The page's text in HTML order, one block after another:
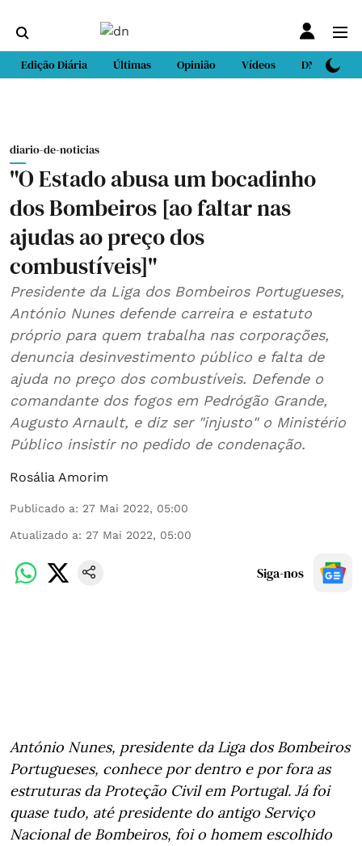
Edição Diária Últimas Opinião Vídeos DN Sport
diario-de-noticias
"O Estado abusa um bocadinho
dos Bombeiros [ao faltar nas
ajudas ao preço dos
combustíveis]"
Presidente da Liga dos Bombeiros Portugueses,
António Nunes defende carreira e estatuto
próprio para quem trabalha nas corporações,
denuncia desinvestimento público e falta de
ajuda no preço dos combustíveis. Defende o
comandante dos fogos em Pedrógão Grande,
Augusto Arnault, e diz ser "injusto" o Ministério
Público insistir no pedido de condenação.
Rosália Amorim
Publicado a: 27 Mai 2022, 05:00
Atualizado a: 27 Mai 2022, 05:00
Siga-nos
António Nunes, presidente da Liga dos Bombeiros
Portugueses, conhece por dentro e por fora as
estruturas da Proteção Civil em Portugal. Já foi
quase tudo, até presidente do antigo Serviço
Nacional de Bombeiros, foi o homem escolhido